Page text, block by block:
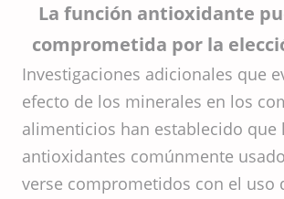
La función antioxidante
comprometida por la
Investigaciones adicionales que
efecto de los minerales en los
alimenticios han establecido que
antioxidantes comúnmente
verse comprometidos con el uso